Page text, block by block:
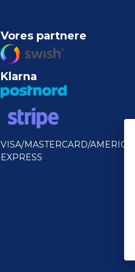
Vores partnere
Klarna
VISA/MASTERCARD/AMERICAN
EXPRESS